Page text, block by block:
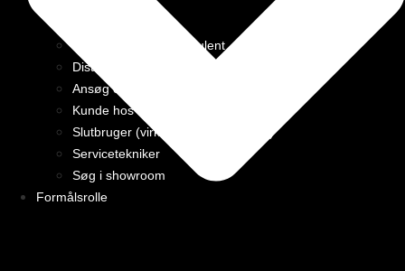
PRO indkøber – Konsulent
Distributør Partner
Ansøg om at blive Distributør Partner
Kunde hos vores Distributør
Slutbruger (virksomhed eller privat)
Servicetekniker
Søg i showroom
Formålsrolle